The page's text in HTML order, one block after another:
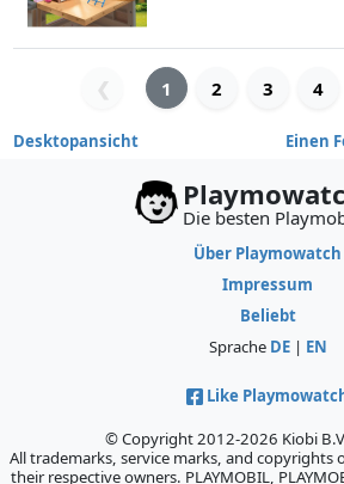
❮ 1 2 3 4
Desktopansicht Einen
Die besten
Über Playmowatch
Impressum
Beliebt
Sprache DE| EN
Like
© Copyright 2012-2026 Kiobi
All trademarks, service marks, and copyrights
their respective owners. PLAYMOBIL,